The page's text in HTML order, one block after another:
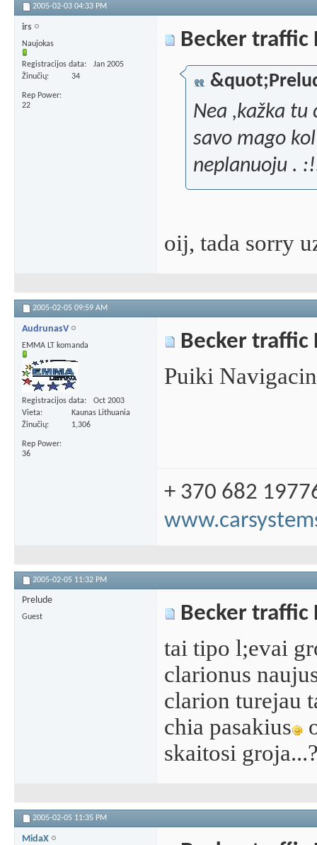
2005-02-03 04:33 PM
irs
Naujokas
Registracijos data
Jan 2005
Žinučių
34
Rep Power
22
Becker traffic
Nea ,kažka
savo mago
neplanuoju .
oij, tada sorry
2005-02-05 09:59 AM
AudrunasV
EMMA LT komanda
Registracijos data
Oct 2003
Vieta
Kaunas Lithuania
Žinučių
1,306
Rep Power
36
Becker traffic
Puiki
+ 370 682
2005-02-05 11:32 PM
Prelude
Guest Becker traffic
tai tipo l;evai
clarionus
clarion turejau
chia pasakius
skaitosi
2005-02-05 11:35 PM
MidaX